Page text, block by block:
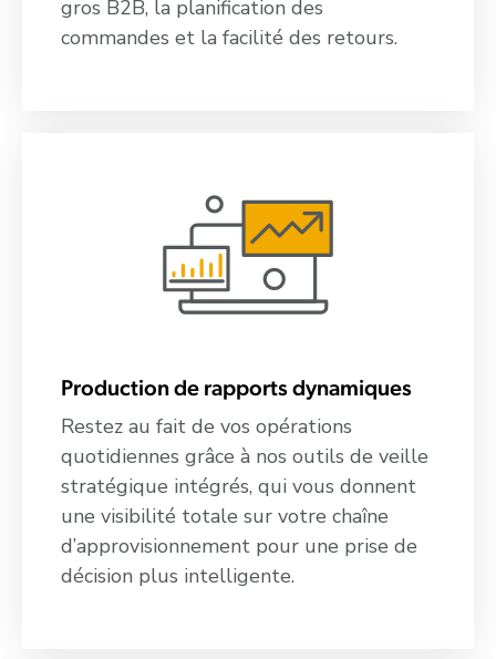
gros B2B, la planification des
commandes et la facilité des retours.
Production de rapports dynamiques
Restez au fait de vos opérations
quotidiennes grâce à nos outils de veille
stratégique intégrés, qui vous donnent
une visibilité totale sur votre chaîne
d’approvisionnement pour une prise de
décision plus intelligente.